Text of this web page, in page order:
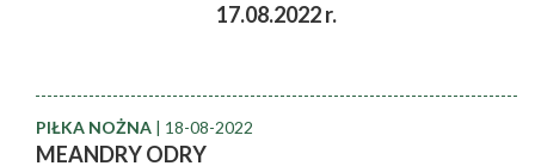
17.08.2022 r.
PIŁKA NOŻNA | 18-08-2022
MEANDRY ODRY